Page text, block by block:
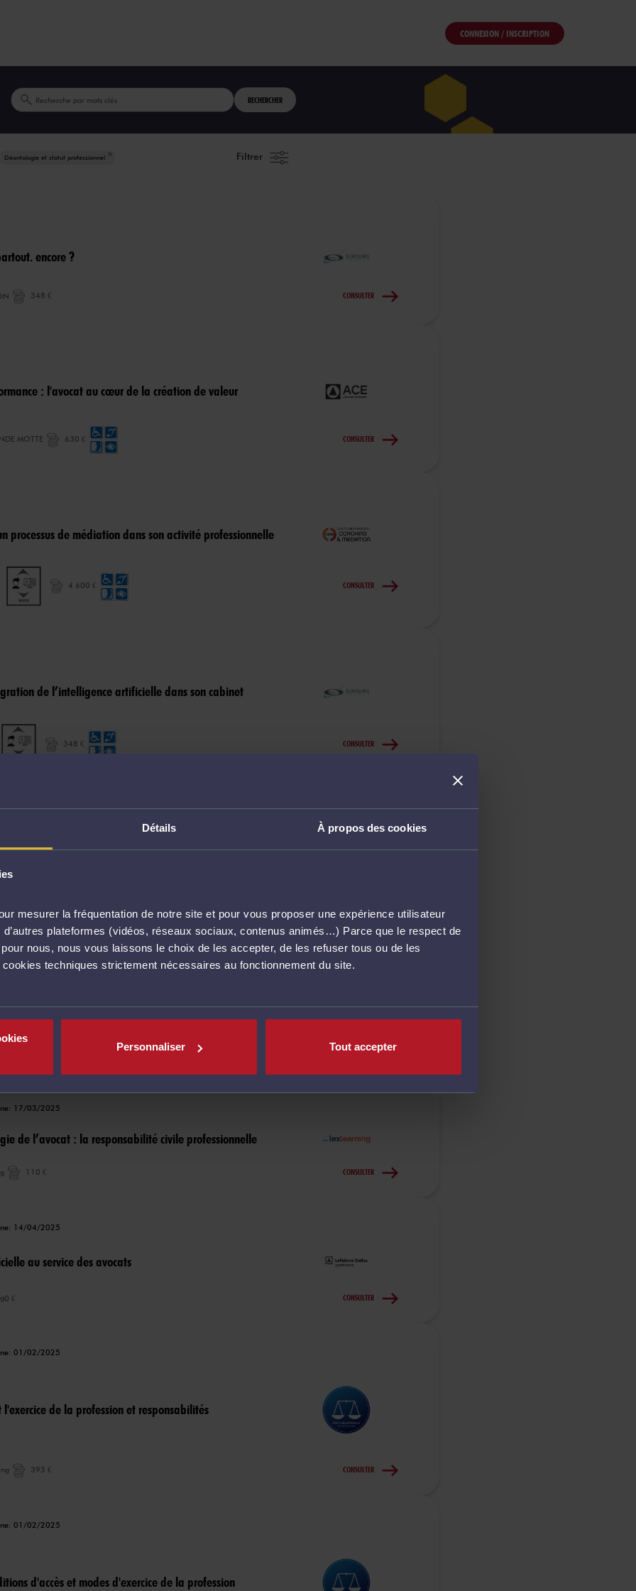
Détails À propos des cookies
mesurer la fréquentation de notre site et pour vous proposer une expérience utilisateur
d’autres plateformes (vidéos, réseaux sociaux, contenus animés…) Parce que le respect de
nous, nous vous laissons le choix de les accepter, de les refuser tous ou de les
cookies techniques strictement nécessaires au fonctionnement du site.
Personnaliser Tout accepter
CONNEXION / INSCRIPTION
RECHERCHER
Déontologie et statut professionnel Filtrer
encore ?
348 € CONSULTER
: l'avocat au cœur de la création de valeur
MOTTE 630 € CONSULTER
processus de médiation dans son activité professionnelle
4 600 € CONSULTER
de l’intelligence artificielle dans son cabinet
348 € CONSULTER
processus de médiation dans son activité professionnelle
10/04/2025
CONSULTER
17/03/2025
de l’avocat : la responsabilité civile professionnelle
110 € CONSULTER
14/04/2025
au service des avocats
0 € CONSULTER
01/02/2025
l'exercice de la profession et responsabilités
395 € CONSULTER
01/02/2025
d'accès et modes d'exercice de la profession